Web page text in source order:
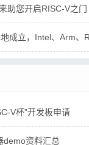
助您开启RISC-V之门
成立，Intel、Arm、
V杯”开发板申请
demo资料汇总